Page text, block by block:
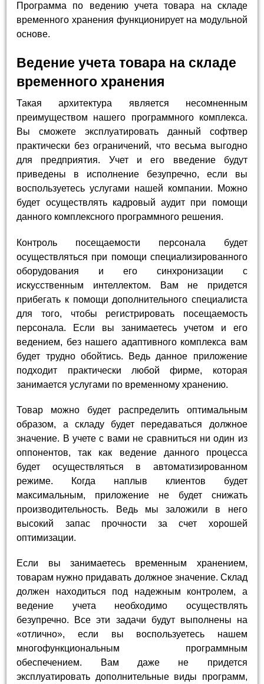
Программа по ведению учета товара на складе
временного хранения функционирует на модульной
основе.
Ведение учета товара на складе
временного хранения
Такая архитектура является несомненным
преимуществом нашего программного комплекса.
Вы сможете эксплуатировать данный софтвер
практически без ограничений, что весьма выгодно
для предприятия. Учет и его введение будут
приведены в исполнение безупречно, если вы
воспользуетесь услугами нашей компании. Можно
будет осуществлять кадровый аудит при помощи
данного комплексного программного решения.
Контроль посещаемости персонала будет
осуществляться при помощи специализированного
оборудования и его синхронизации с
искусственным интеллектом. Вам не придется
прибегать к помощи дополнительного специалиста
для того, чтобы регистрировать посещаемость
персонала. Если вы занимаетесь учетом и его
ведением, без нашего адаптивного комплекса вам
будет трудно обойтись. Ведь данное приложение
подходит практически любой фирме, которая
занимается услугами по временному хранению.
Товар можно будет распределить оптимальным
образом, а складу будет передаваться должное
значение. В учете с вами не сравниться ни один из
оппонентов, так как ведение данного процесса
будет осуществляться в автоматизированном
режиме. Когда наплыв клиентов будет
максимальным, приложение не будет снижать
производительность. Ведь мы заложили в него
высокий запас прочности за счет хорошей
оптимизации.
Если вы занимаетесь временным хранением,
товарам нужно придавать должное значение. Склад
должен находиться под надежным контролем, а
ведение учета необходимо осуществлять
безупречно. Все эти задачи будут выполнены на
«отлично», если вы воспользуетесь нашем
многофункциональным программным
обеспечением. Вам даже не придется
эксплуатировать дополнительные виды программ,